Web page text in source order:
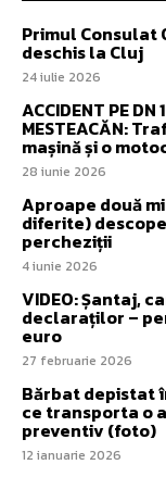
Primul Consulat
deschis la Cluj
24 iulie 2026
ACCIDENT PE DN
MESTEACĂN:
mașină și o
28 iunie 2026
Aproape două
diferite)
percheziții
4 iunie 2026
VIDEO: Șantaj,
declaraților –
euro
27 februarie 2026
Bărbat depistat
ce transporta o
preventiv (foto)
12 ianuarie 2026